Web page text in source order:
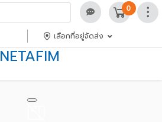
0
เลือกที่อยู่จัดส่ง
NETAFIM